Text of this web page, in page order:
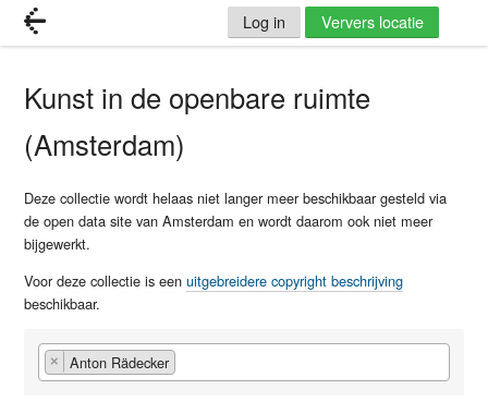
Log in Ververs locatie
Kunst in de openbare ruimte
(Amsterdam)
Deze collectie wordt helaas niet langer meer beschikbaar gesteld via
de open data site van Amsterdam en wordt daarom ook niet meer
bijgewerkt.
Voor deze collectie is eenuitgebreidere copyright beschrijving
beschikbaar.
× Anton Rädecker